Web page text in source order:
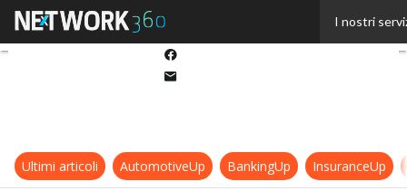
I nostri
Ultimi articoli AutomotiveUp BankingUp InsuranceUp